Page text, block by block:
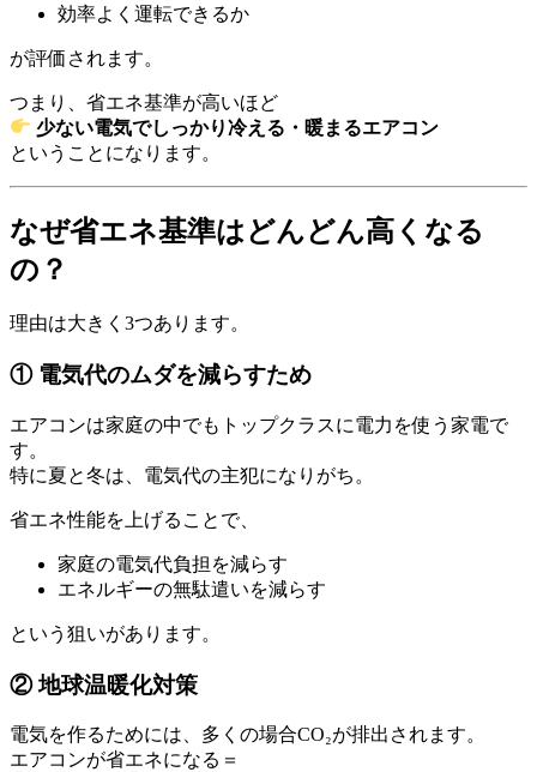
効率よく運転できるか
が評価されます。
つまり、省エネ基準が高いほど
少ない電気でしっかり冷える・暖まるエアコン
ということになります。
なぜ省エネ基準はどんどん高くなる
の？
理由は大きく3つあります。
① 電気代のムダを減らすため
エアコンは家庭の中でもトップクラスに電力を使う家電で
す。
特に夏と冬は、電気代の主犯になりがち。
省エネ性能を上げることで、
家庭の電気代負担を減らす
エネルギーの無駄遣いを減らす
という狙いがあります。
② 地球温暖化対策
電気を作るためには、多くの場合CO₂が排出されます。
エアコンが省エネになる＝